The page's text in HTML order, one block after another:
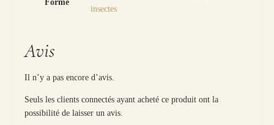
Forme
insectes
Avis
Il n’y a pas encore d’avis.
Seuls les clients connectés ayant acheté ce produit ont la
possibilité de laisser un avis.